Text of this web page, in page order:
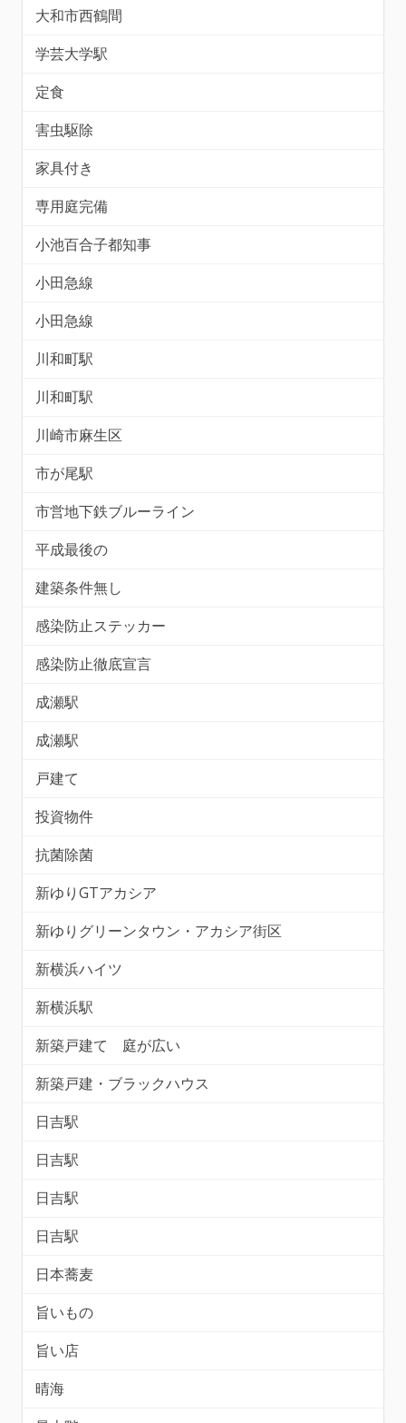
大和市西鶴間
学芸大学駅
定食
害虫駆除
家具付き
専用庭完備
小池百合子都知事
小田急線
小田急線
川和町駅
川和町駅
川崎市麻生区
市が尾駅
市営地下鉄ブルーライン
平成最後の
建築条件無し
感染防止ステッカー
感染防止徹底宣言
成瀬駅
成瀬駅
戸建て
投資物件
抗菌除菌
新ゆりGTアカシア
新ゆりグリーンタウン・アカシア街区
新横浜ハイツ
新横浜駅
新築戸建て 庭が広い
新築戸建・ブラックハウス
日吉駅
日吉駅
日吉駅
日吉駅
日本蕎麦
旨いもの
旨い店
晴海